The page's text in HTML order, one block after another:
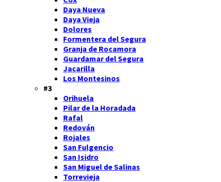
Daya Nueva
Daya Vieja
Dolores
Formentera del Segura
Granja de Rocamora
Guardamar del Segura
Jacarilla
Los Montesinos
#3
Orihuela
Pilar de la Horadada
Rafal
Redován
Rojales
San Fulgencio
San Isidro
San Miguel de Salinas
Torrevieja